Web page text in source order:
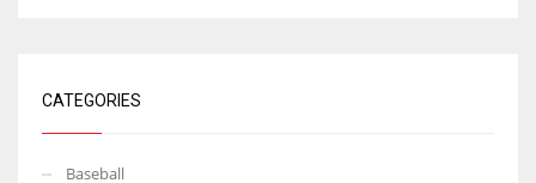
CATEGORIES
Baseball